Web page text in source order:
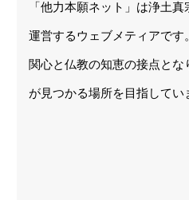
「他力本願ネット」は浄土
運営するウェブメティアで
関心と仏教の知恵の接点とな
が見つかる場所を目指してい